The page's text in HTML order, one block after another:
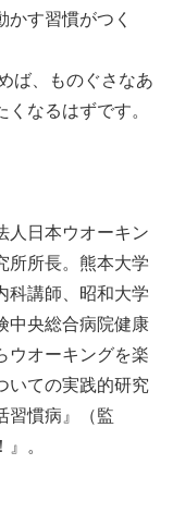
す習慣がつく
ば、ものぐさなあ
なるはずです。
人日本ウオーキン
所所長。熊本大学
科講師、昭和大学
中央総合病院健康
ウオーキングを楽
いての実践的研究
習慣病』（監
。